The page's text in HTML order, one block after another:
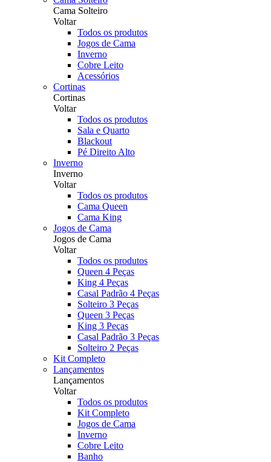
Cama Solteiro
Voltar
Todos os produtos
Jogos de Cama
Inverno
Cobre Leito
Acessórios
Cortinas
Cortinas
Voltar
Todos os produtos
Sala e Quarto
Blackout
Pé Direito Alto
Inverno
Inverno
Voltar
Todos os produtos
Cama Queen
Cama King
Jogos de Cama
Jogos de Cama
Voltar
Todos os produtos
Queen 4 Peças
King 4 Peças
Casal Padrão 4 Peças
Solteiro 3 Peças
Queen 3 Peças
King 3 Peças
Casal Padrão 3 Peças
Solteiro 2 Peças
Kit Completo
Lançamentos
Lançamentos
Voltar
Todos os produtos
Kit Completo
Jogos de Cama
Inverno
Cobre Leito
Banho